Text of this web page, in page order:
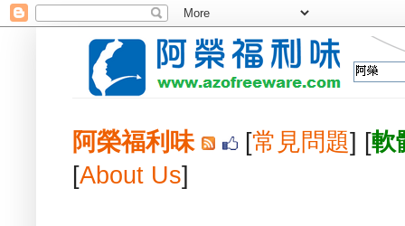
阿榮福利味 [常見問題] [軟
[About Us]